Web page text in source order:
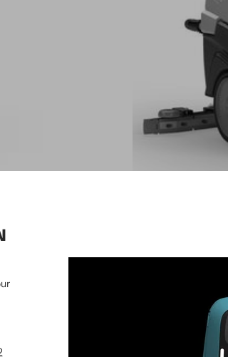
Occasion -
ECONOMISEZ CHF 18'022.00